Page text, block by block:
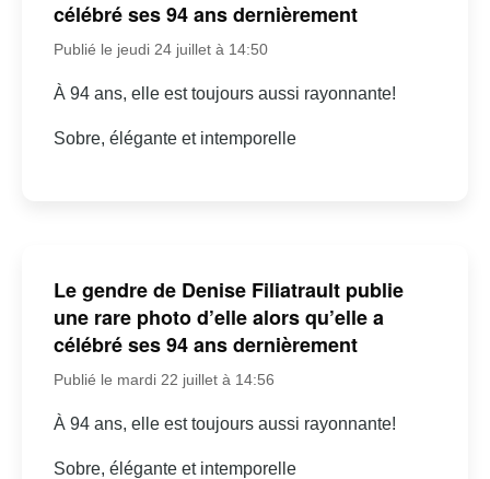
célébré ses 94 ans dernièrement
Publié le jeudi 24 juillet à 14:50
À 94 ans, elle est toujours aussi rayonnante!
Sobre, élégante et intemporelle
Le gendre de Denise Filiatrault publie
une rare photo d’elle alors qu’elle a
célébré ses 94 ans dernièrement
Publié le mardi 22 juillet à 14:56
À 94 ans, elle est toujours aussi rayonnante!
Sobre, élégante et intemporelle